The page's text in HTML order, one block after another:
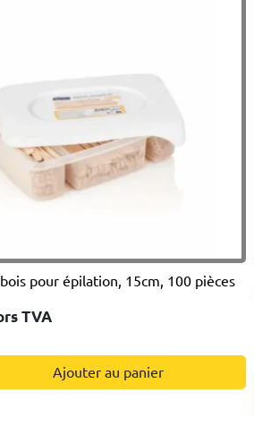
pour épilation, 15cm, 100 pièces
TVA
Ajouter au panier